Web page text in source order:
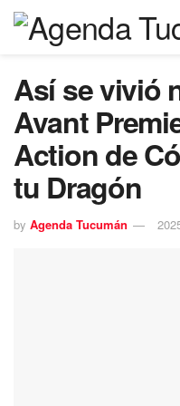
Así se vivió
Avant
Action de
tu Dragón
by Agenda Tucumán